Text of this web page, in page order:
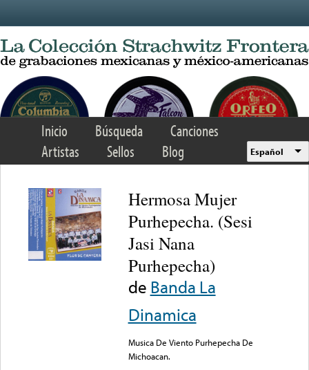
Inicio Búsqueda
Canciones
Artistas
Sellos Blog Español
Hermosa Mujer
Purhepecha. (Sesi
Jasi Nana
Purhepecha)
de Banda La
Dinamica
Musica De Viento Purhepecha De
Michoacan.